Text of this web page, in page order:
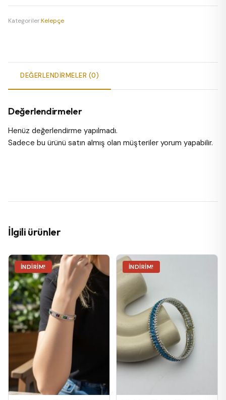
Kategoriler:Kelepçe
DEĞERLENDIRMELER (0)
Değerlendirmeler
Henüz değerlendirme yapılmadı.
Sadece bu ürünü satın almış olan müşteriler yorum yapabilir.
İlgili ürünler
İNDIRIM! İNDIRIM!